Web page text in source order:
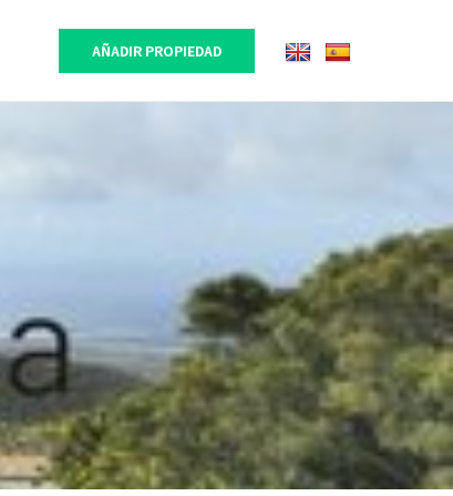
AÑADIR PROPIEDAD